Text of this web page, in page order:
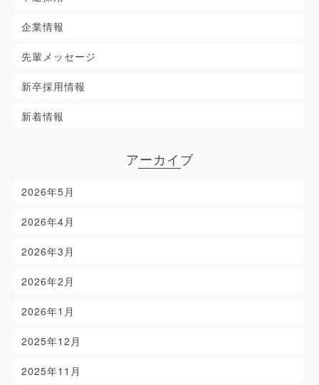
企業情報
先輩メッセージ
新卒採用情報
新着情報
アーカイブ
2026年5月
2026年4月
2026年3月
2026年2月
2026年1月
2025年12月
2025年11月